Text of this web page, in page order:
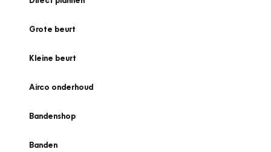
Grote beurt
Kleine beurt
Airco onderhoud
Bandenshop
Banden